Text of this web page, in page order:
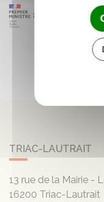
TRIAC-LAUTRAIT
13 rue de la Mairie -
16200 Triac-Lautrait